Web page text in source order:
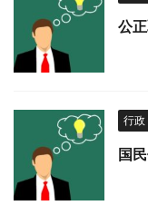
公
行政
国